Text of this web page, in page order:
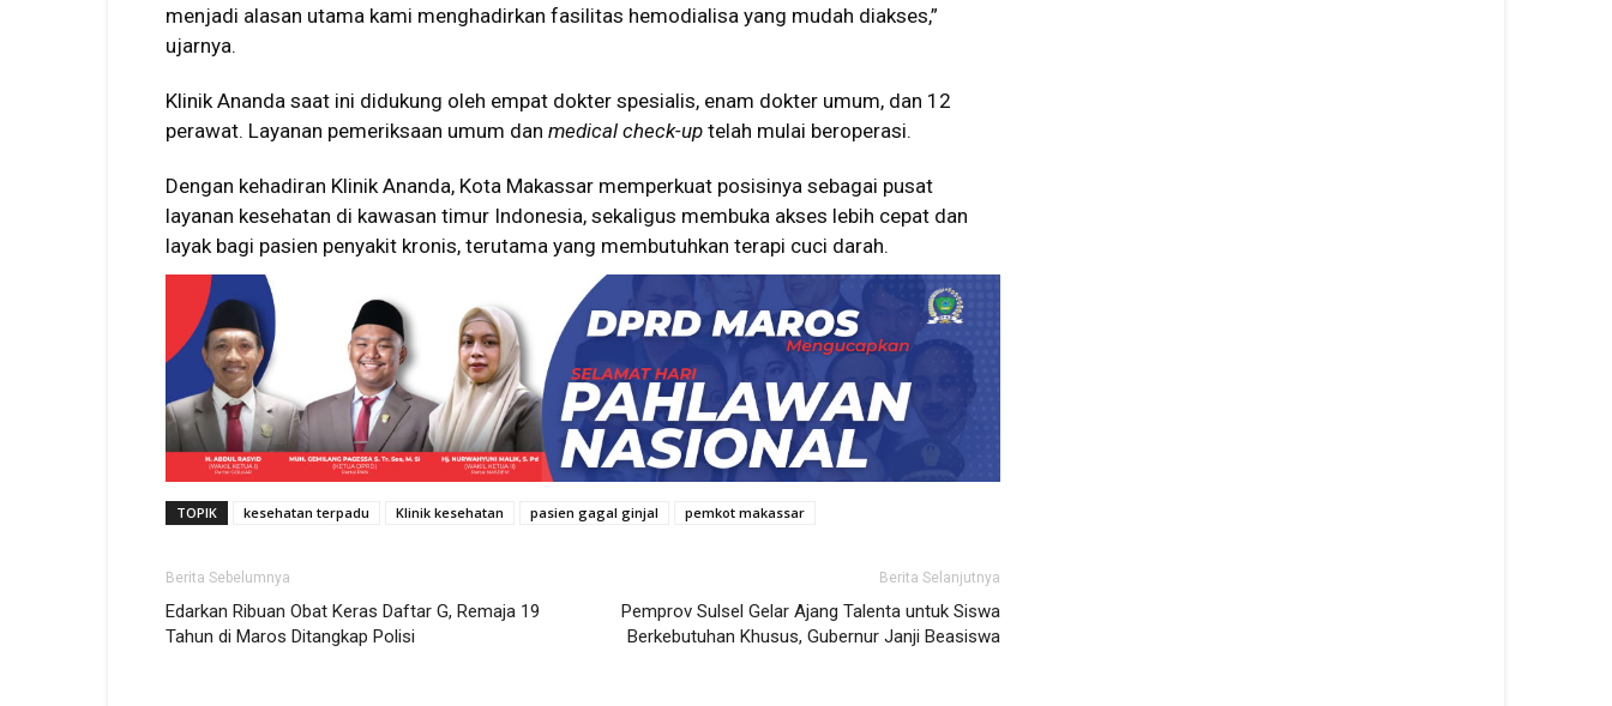
menjadi alasan utama kami menghadirkan fasilitas hemodialisa yang mudah diakses,”
ujarnya.
Klinik Ananda saat ini didukung oleh empat dokter spesialis, enam dokter umum, dan 12
perawat. Layanan pemeriksaan umum dan medical check-up telah mulai beroperasi.
Dengan kehadiran Klinik Ananda, Kota Makassar memperkuat posisinya sebagai pusat
layanan kesehatan di kawasan timur Indonesia, sekaligus membuka akses lebih cepat dan
layak bagi pasien penyakit kronis, terutama yang membutuhkan terapi cuci darah.
TOPIK kesehatan terpadu Klinik kesehatan pasien gagal ginjal pemkot makassar
Berita Sebelumnya
Edarkan Ribuan Obat Keras Daftar G, Remaja 19
Tahun di Maros Ditangkap Polisi
Berita Selanjutnya
Pemprov Sulsel Gelar Ajang Talenta untuk Siswa
Berkebutuhan Khusus, Gubernur Janji Beasiswa